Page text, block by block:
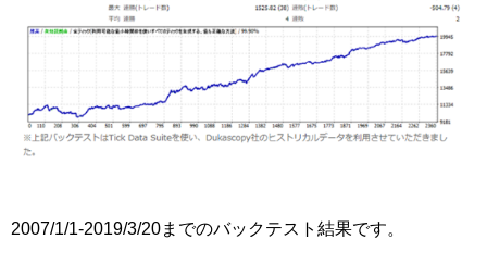
2007/1/1-2019/3/20までのバックテスト結果です。